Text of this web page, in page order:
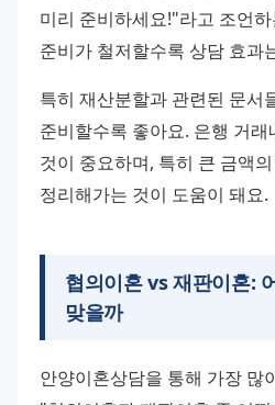
미리 준비하세요!"라고 조언
준비가 철저할수록 상담 효과
특히 재산분할과 관련된 문서
준비할수록 좋아요. 은행 거
것이 중요하며, 특히 큰 금액
정리해가는 것이 도움이 돼요.
협의이혼 vs 재판이혼:
맞을까
안양이혼상담을 통해 가장 많